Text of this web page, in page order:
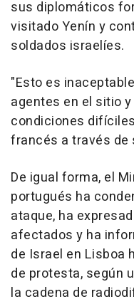
sus diplomáticos
visitado Yenín y
soldados israelíes.
"Esto es
agentes en el sitio
condiciones
francés a través de
De igual forma, el
portugués ha
ataque, ha
afectados y ha
de Israel en Lisboa
de protesta, según
la cadena de